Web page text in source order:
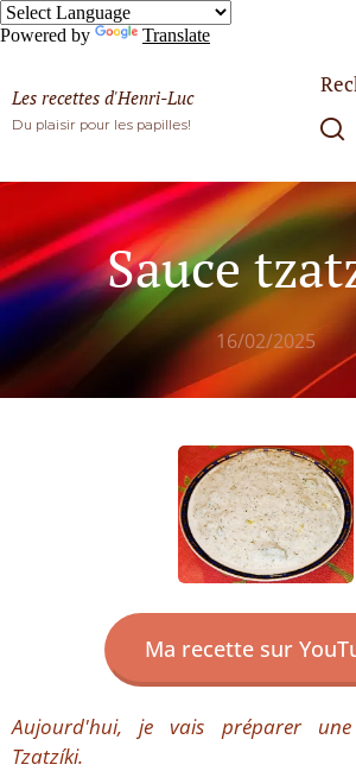
Powered by Translate
Les recettes d'Henri-Luc
Du plaisir pour les papilles!
Sauce
16/02/2025
Ma recette sur
Aujourd'hui, je vais préparer une
Tzatzíki.